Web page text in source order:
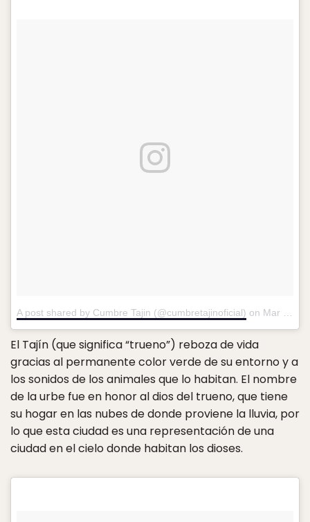
A post shared by Cumbre Tajin (@cumbretajinoficial) on Mar 20, 2014 at 7:11am PDT
El Tajín (que significa “trueno”) reboza de vida
gracias al permanente color verde de su entorno y a
los sonidos de los animales que lo habitan. El nombre
de la urbe fue en honor al dios del trueno, que tiene
su hogar en las nubes de donde proviene la lluvia, por
lo que esta ciudad es una representación de una
ciudad en el cielo donde habitan los dioses.